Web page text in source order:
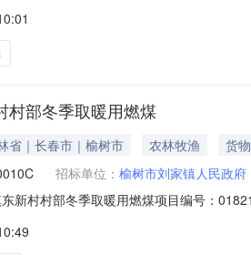
树市刘家镇中华村经济合作社采购人：
村部冬季取暖用燃煤
省｜长春市｜榆树市 农林牧渔
货物
招标单位： 榆树市刘家镇人民政府
新村村部冬季取暖用燃煤项目编号：
榆树市刘家镇东新村经济合作社采购人